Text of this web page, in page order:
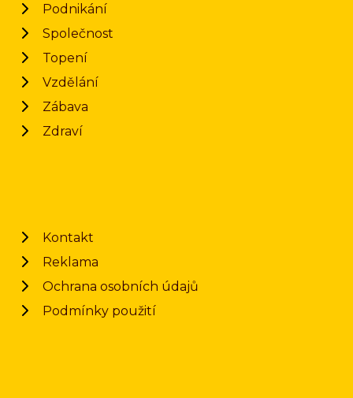
Podnikání
Společnost
Topení
Vzdělání
Zábava
Zdraví
Kontakt
Reklama
Ochrana osobních údajů
Podmínky použití